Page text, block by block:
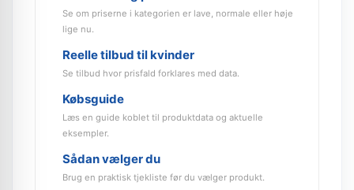
Se om priserne i kategorien er lave, normale eller høje
lige nu.
Reelle tilbud til kvinder
Se tilbud hvor prisfald forklares med data.
Købsguide
Læs en guide koblet til produktdata og aktuelle
eksempler.
Sådan vælger du
Brug en praktisk tjekliste før du vælger produkt.